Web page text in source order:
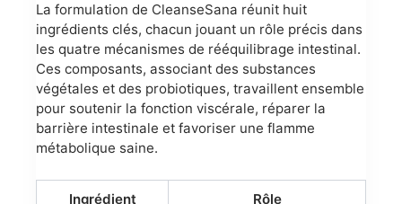
La formulation de CleanseSana réunit huit
ingrédients clés, chacun jouant un rôle précis dans
les quatre mécanismes de rééquilibrage intestinal.
Ces composants, associant des substances
végétales et des probiotiques, travaillent ensemble
pour soutenir la fonction viscérale, réparer la
barrière intestinale et favoriser une flamme
métabolique saine.
Ingrédient Rôle